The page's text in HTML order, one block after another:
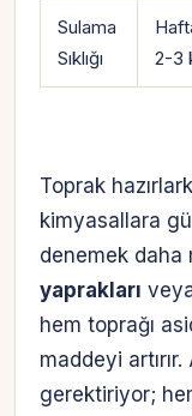
Sulama
Sıklığı
2-3
Toprak
kimyasallara
denemek daha
yaprakları
hem toprağı
maddeyi
gerektiriyor;